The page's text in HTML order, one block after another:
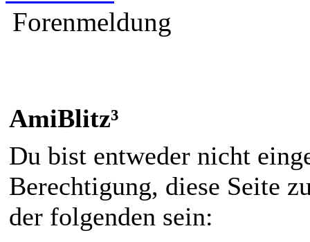
Forenmeldung
AmiBlitz³
Du bist entweder nicht
Berechtigung, diese Seite
der folgenden sein: